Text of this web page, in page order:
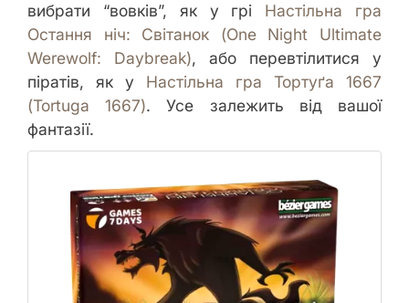
вибрати “вовків”, як у грі Настільна гра
Остання ніч: Світанок (One Night Ultimate
Werewolf: Daybreak), або перевтілитися у
піратів, як у Настільна гра Тортуґа 1667
(Tortuga 1667). Усе залежить від вашої
фантазії.